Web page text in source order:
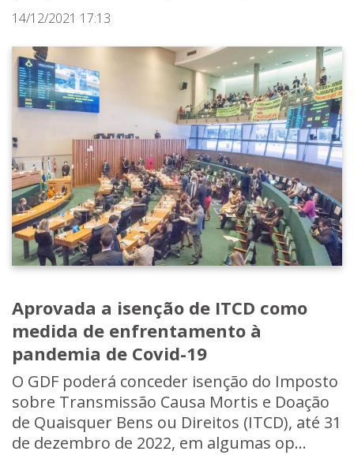
14/12/2021 17:13
Aprovada a isenção de ITCD como
medida de enfrentamento à
pandemia de Covid-19
O GDF poderá conceder isenção do Imposto
sobre Transmissão Causa Mortis e Doação
de Quaisquer Bens ou Direitos (ITCD), até 31
de dezembro de 2022, em algumas op...